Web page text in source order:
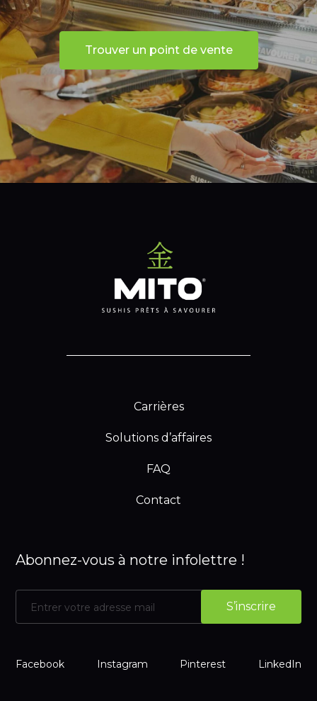
Trouver un point de vente
Carrières
Solutions d’affaires
FAQ
Contact
Abonnez-vous à notre infolettre !
Facebook Instagram Pinterest LinkedIn